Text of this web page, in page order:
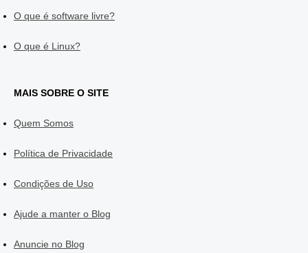
O que é software livre?
O que é Linux?
MAIS SOBRE O SITE
Quem Somos
Política de Privacidade
Condições de Uso
Ajude a manter o Blog
Anuncie no Blog